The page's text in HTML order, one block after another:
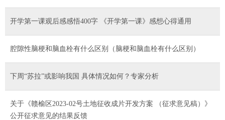
开学第一课观后感感悟400字 《开学第一课》感想心得通用
腔隙性脑梗和脑血栓有什么区别（脑梗和脑血栓有什么区别）
下周“苏拉”或影响我国 具体情况如何？专家分析
关于《赣榆区2023-02号土地征收成片开发方案 （征求意见稿）》
公开征求意见的结果反馈